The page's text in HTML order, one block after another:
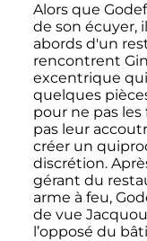
Alors que
de son écuyer,
abords d'un
rencontrent
excentrique
quelques
pour ne pas
pas leur
créer un
discrétion.
gérant du
arme à feu,
de vue
l’opposé du